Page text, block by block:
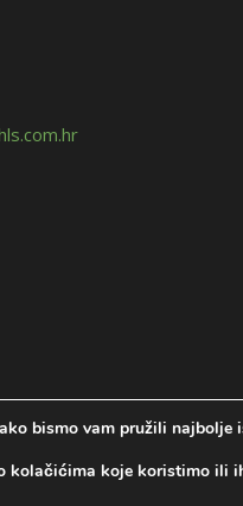
bismo vam pružili najbolje
kolačićima koje koristimo ili